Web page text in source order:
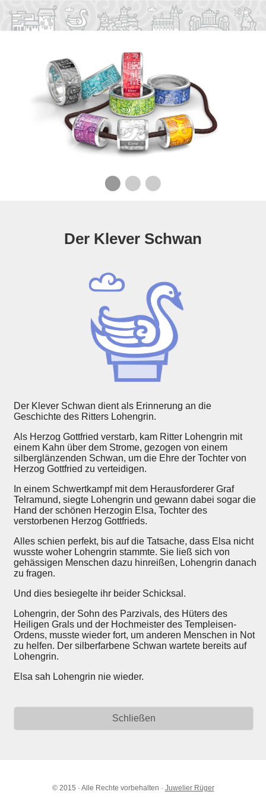
•••
Der Klever Schwan
Der Klever Schwan dient als Erinnerung an die
Geschichte des Ritters Lohengrin.
Als Herzog Gottfried verstarb, kam Ritter Lohengrin mit
einem Kahn über dem Strome, gezogen von einem
silberglänzenden Schwan, um die Ehre der Tochter von
Herzog Gottfried zu verteidigen.
In einem Schwertkampf mit dem Herausforderer Graf
Telramund, siegte Lohengrin und gewann dabei sogar die
Hand der schönen Herzogin Elsa, Tochter des
verstorbenen Herzog Gottfrieds.
Alles schien perfekt, bis auf die Tatsache, dass Elsa nicht
wusste woher Lohengrin stammte. Sie ließ sich von
gehässigen Menschen dazu hinreißen, Lohengrin danach
zu fragen.
Und dies besiegelte ihr beider Schicksal.
Lohengrin, der Sohn des Parzivals, des Hüters des
Heiligen Grals und der Hochmeister des Templeisen-
Ordens, musste wieder fort, um anderen Menschen in Not
zu helfen. Der silberfarbene Schwan wartete bereits auf
Lohengrin.
Elsa sah Lohengrin nie wieder.
Schließen
© 2015 · Alle Rechte vorbehalten · Juwelier Rüger